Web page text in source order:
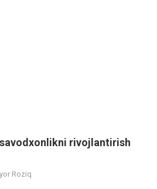
rivojlantirish
Roziq